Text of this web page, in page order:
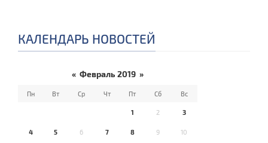
КАЛЕНДАРЬ НОВОСТЕЙ
« Февраль 2019 »
Пн Вт Ср Чт Пт Сб Вс
1 2 3
4 5 6 7 8 9 10